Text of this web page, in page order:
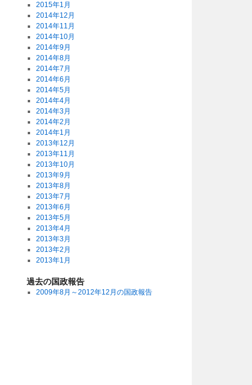
2015年1月
2014年12月
2014年11月
2014年10月
2014年9月
2014年8月
2014年7月
2014年6月
2014年5月
2014年4月
2014年3月
2014年2月
2014年1月
2013年12月
2013年11月
2013年10月
2013年9月
2013年8月
2013年7月
2013年6月
2013年5月
2013年4月
2013年3月
2013年2月
2013年1月
過去の国政報告
2009年8月～2012年12月の国政報告